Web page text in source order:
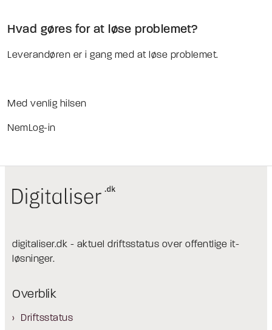
Hvad gøres for at løse problemet?
Leverandøren er i gang med at løse problemet.
Med venlig hilsen
NemLog-in
digitaliser.dk - aktuel driftsstatus over offentlige it-
løsninger.
Overblik
Driftsstatus